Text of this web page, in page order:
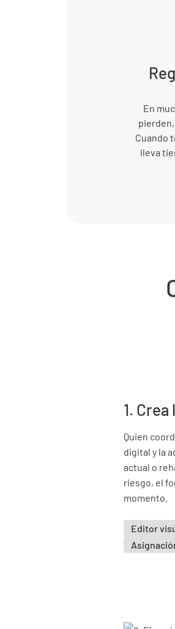
En
Cuando
lleva
1.
Quien
digital y la
actual o
riesgo, el
momento.
Editor